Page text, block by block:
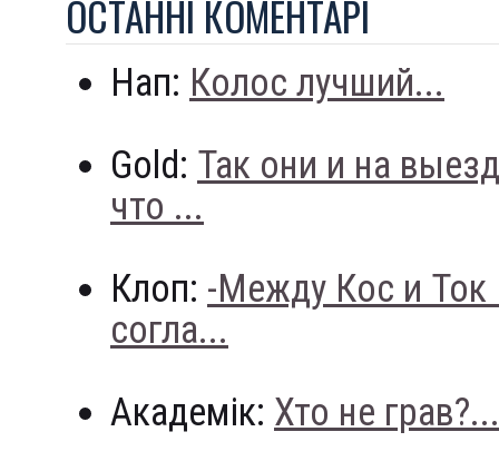
ОСТАННI КОМЕНТАРI
Нап: Колос лучший...
Gold: Так они и на
что ...
Клоп: -Между Кос и
согла...
Академік: Хто не грав?...